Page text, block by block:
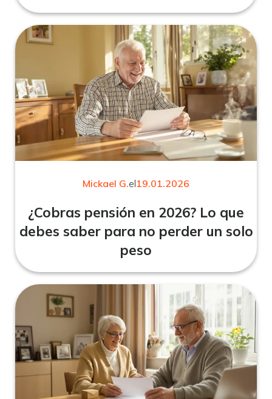
Mickael G.el19.01.2026
¿Cobras pensión en 2026? Lo que
debes saber para no perder un solo
peso